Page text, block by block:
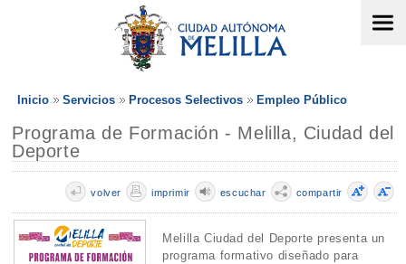
Inicio Servicios Procesos Selectivos Empleo Público
Programa de Formación - Melilla, Ciudad del
Deporte
compartir
escuchar
imprimir
volver
Melilla Ciudad del Deporte presenta un
programa formativo diseñado para